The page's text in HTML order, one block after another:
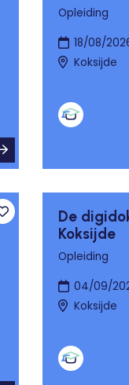
Opleiding
18/08/
Koksijde
Toevoegen aan
De
Koksijde
Opleiding
04/09/
Koksijde